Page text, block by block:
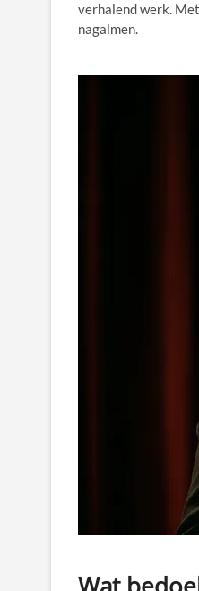
verhalend werk.
nagalmen.